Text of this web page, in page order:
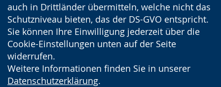
auch in Drittländer übermitteln, welche nicht das
Schutzniveau bieten, das der DS-GVO entspricht.
Sie können Ihre Einwilligung jederzeit über die
Cookie-Einstellungen unten auf der Seite
widerrufen.
Weitere Informationen finden Sie in unserer
Datenschutzerklärung.